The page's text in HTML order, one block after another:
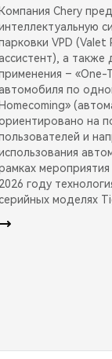
Компания Chery
VPD
а также
– «One-
по
Homecoming»
на
и
2026 году
моделях